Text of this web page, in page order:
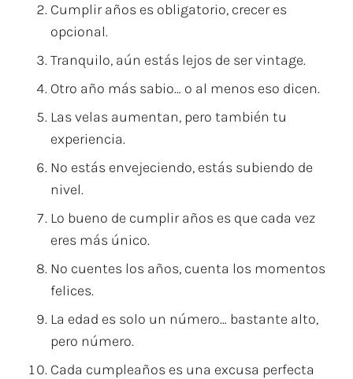
Cumplir años es obligatorio, crecer es
opcional.
Tranquilo, aún estás lejos de ser vintage.
Otro año más sabio… o al menos eso dicen.
Las velas aumentan, pero también tu
experiencia.
No estás envejeciendo, estás subiendo de
nivel.
Lo bueno de cumplir años es que cada vez
eres más único.
No cuentes los años, cuenta los momentos
felices.
La edad es solo un número… bastante alto,
pero número.
Cada cumpleaños es una excusa perfecta